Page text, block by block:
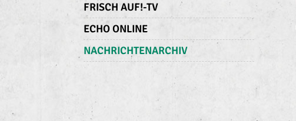
FRISCH AUF!-TV
ECHO ONLINE
NACHRICHTENARCHIV